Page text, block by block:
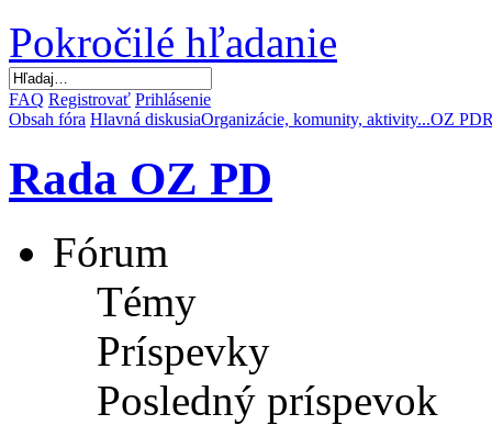
Pokročilé hľadanie
FAQ Registrovať Prihlásenie
Obsah fóra Hlavná diskusiaOrganizácie, komunity, aktivity...OZ PD
Rada OZ PD
Fórum
Témy
Príspevky
Posledný príspevok